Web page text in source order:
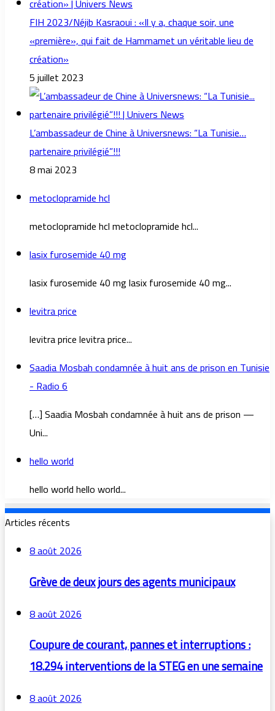
FIH 2023/Néjib Kasraoui : «Il y a, chaque soir, une
«première», qui fait de Hammamet un véritable lieu de
création»
5 juillet 2023
L’ambassadeur de Chine à Universnews: “La Tunisie…
partenaire privilégié”!!!
8 mai 2023
metoclopramide hcl
metoclopramide hcl metoclopramide hcl...
lasix furosemide 40 mg
lasix furosemide 40 mg lasix furosemide 40 mg...
levitra price
levitra price levitra price...
Saadia Mosbah condamnée à huit ans de prison en Tunisie
- Radio 6
[…] Saadia Mosbah condamnée à huit ans de prison —
Uni...
hello world
hello world hello world...
Articles récents
8 août 2026
Grève de deux jours des agents municipaux
8 août 2026
Coupure de courant, pannes et interruptions :
18.294 interventions de la STEG en une semaine
8 août 2026